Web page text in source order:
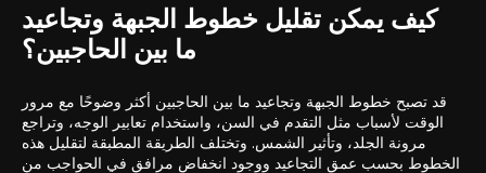
كيف يمكن تقليل خطوط الجبهة وتجاعيد
ما بين الحاجبين؟
قد تصبح خطوط الجبهة وتجاعيد ما بين الحاجبين أكثر وضوحًا مع مرور
الوقت لأسباب مثل التقدم في السن، واستخدام تعابير الوجه، وتراجع
مرونة الجلد، وتأثير الشمس. وتختلف الطريقة المطبقة لتقليل هذه
الخطوط بحسب عمق التجاعيد ووجود انخفاض مرافق في الحواجب من